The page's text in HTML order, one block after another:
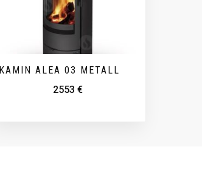
KAMIN ALEA 03 METALL
2553 €